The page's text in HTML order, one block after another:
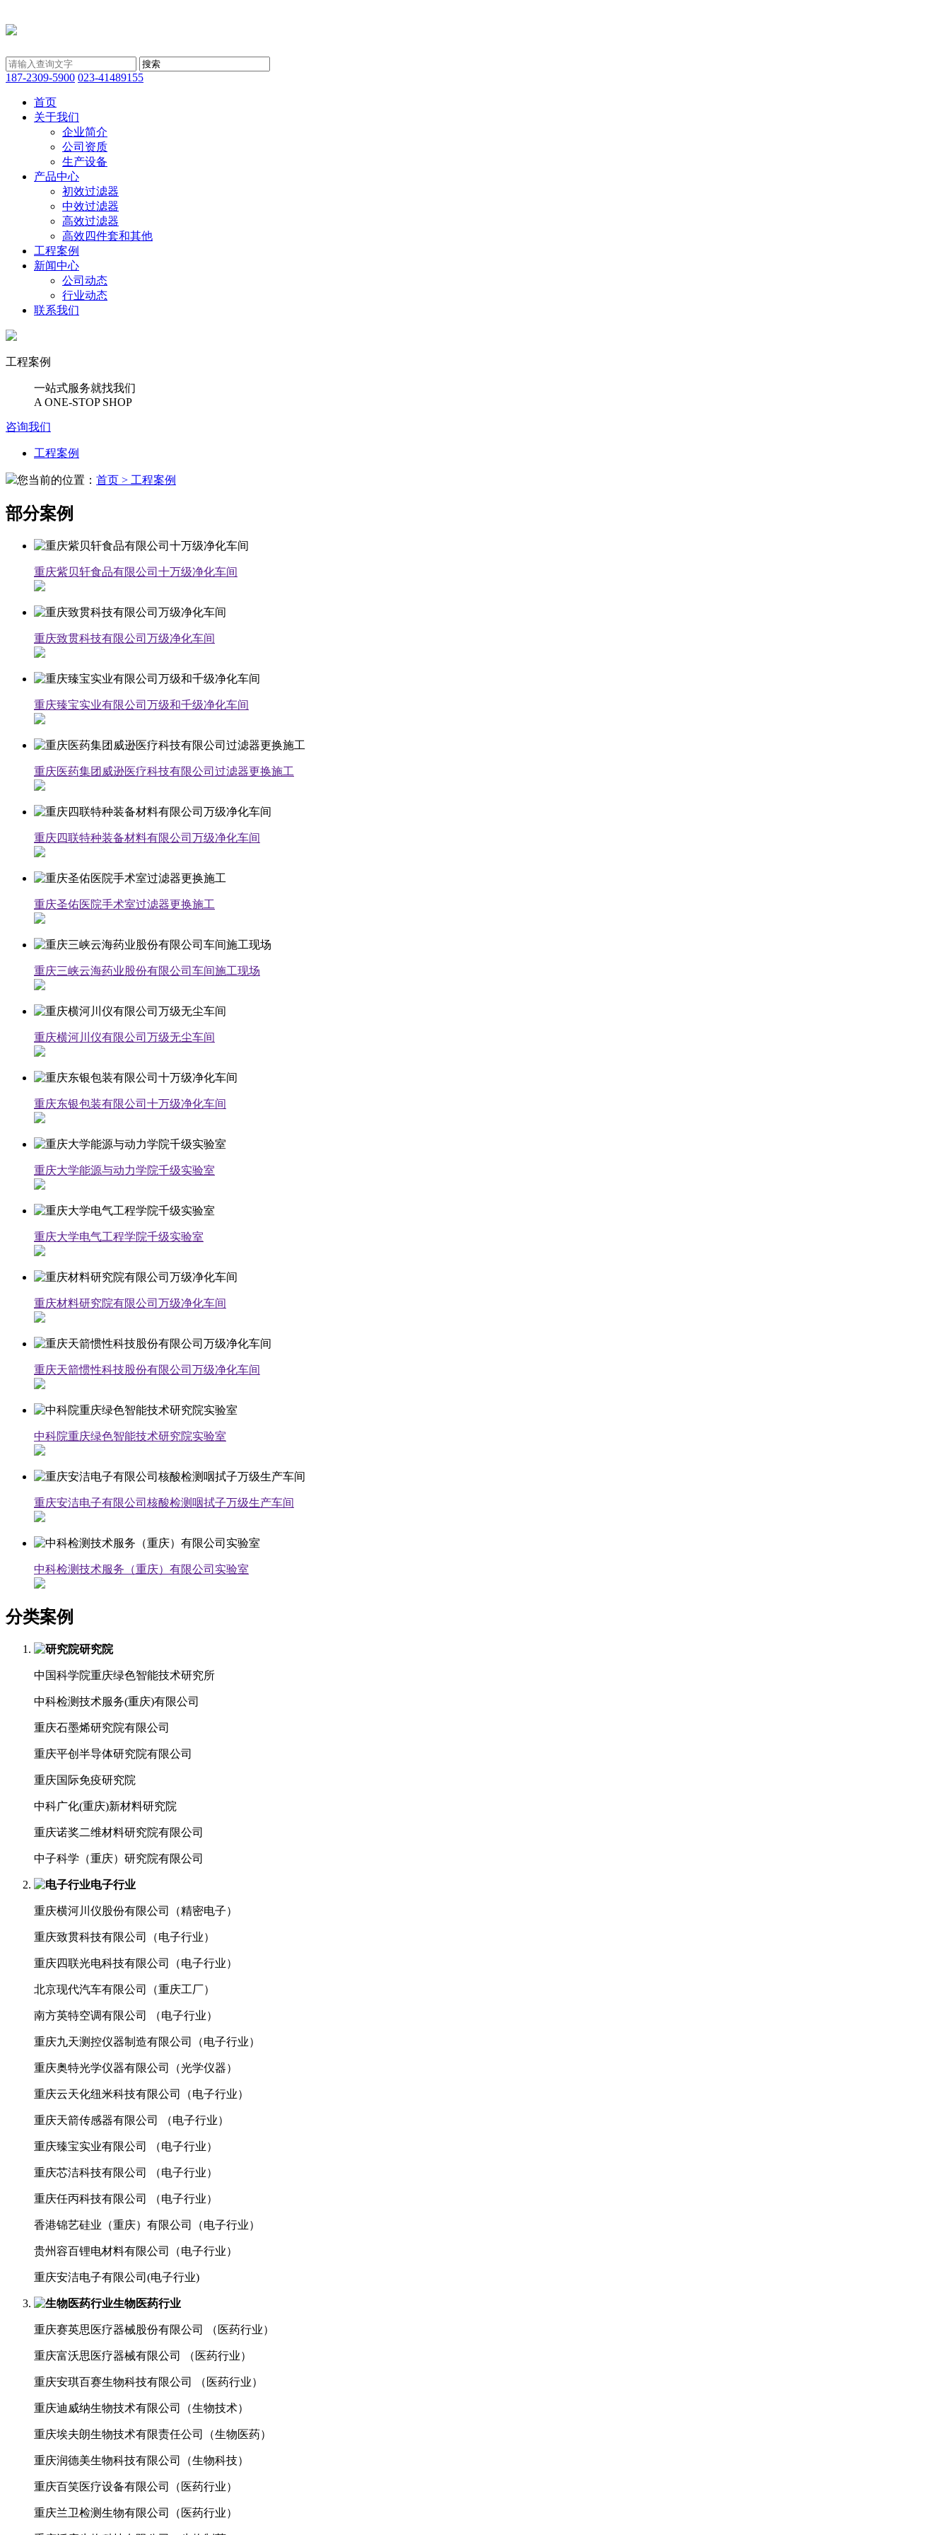
187-2309-5900 023-41489155
首页
关于我们
企业简介
公司资质
生产设备
产品中心
初效过滤器
中效过滤器
高效过滤器
高效四件套和其他
工程案例
新闻中心
公司动态
行业动态
联系我们
工程案例
一站式服务就找我们
A ONE-STOP SHOP
咨询我们
工程案例
您当前的位置： 首页 > 工程案例
部分案例
重庆紫贝轩食品有限公司十万级净化车间
重庆致贯科技有限公司万级净化车间
重庆臻宝实业有限公司万级和千级净化车间
重庆医药集团威逊医疗科技有限公司过滤器更换施工
重庆四联特种装备材料有限公司万级净化车间
重庆圣佑医院手术室过滤器更换施工
重庆三峡云海药业股份有限公司车间施工现场
重庆横河川仪有限公司万级无尘车间
重庆东银包装有限公司十万级净化车间
重庆大学能源与动力学院千级实验室
重庆大学电气工程学院千级实验室
重庆材料研究院有限公司万级净化车间
重庆天箭惯性科技股份有限公司万级净化车间
中科院重庆绿色智能技术研究院实验室
重庆安洁电子有限公司核酸检测咽拭子万级生产车间
中科检测技术服务（重庆）有限公司实验室
分类案例
研究院
中国科学院重庆绿色智能技术研究所
中科检测技术服务(重庆)有限公司
重庆石墨烯研究院有限公司
重庆平创半导体研究院有限公司
重庆国际免疫研究院
中科广化(重庆)新材料研究院
重庆诺奖二维材料研究院有限公司
中子科学（重庆）研究院有限公司
电子行业
重庆横河川仪股份有限公司（精密电子）
重庆致贯科技有限公司（电子行业）
重庆四联光电科技有限公司（电子行业）
北京现代汽车有限公司（重庆工厂）
南方英特空调有限公司 （电子行业）
重庆九天测控仪器制造有限公司（电子行业）
重庆奥特光学仪器有限公司（光学仪器）
重庆云天化纽米科技有限公司（电子行业）
重庆天箭传感器有限公司 （电子行业）
重庆臻宝实业有限公司 （电子行业）
重庆芯洁科技有限公司 （电子行业）
重庆任丙科技有限公司 （电子行业）
香港锦艺硅业（重庆）有限公司（电子行业）
贵州容百锂电材料有限公司（电子行业）
重庆安洁电子有限公司(电子行业)
生物医药行业
重庆赛英思医疗器械股份有限公司 （医药行业）
重庆富沃思医疗器械有限公司 （医药行业）
重庆安琪百赛生物科技有限公司 （医药行业）
重庆迪威纳生物技术有限公司（生物技术）
重庆埃夫朗生物技术有限责任公司（生物医药）
重庆润德美生物科技有限公司（生物科技）
重庆百笑医疗设备有限公司（医药行业）
重庆兰卫检测生物有限公司（医药行业）